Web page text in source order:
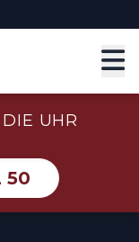
UHR
50